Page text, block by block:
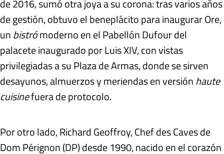
de 2016, sumó otra joya a su corona: tras varios años
de gestión, obtuvo el beneplácito para inaugurar Ore,
unbistrómoderno en el Pabellón Dufour del
palacete inaugurado por Luis XIV, con vistas
privilegiadas a su Plaza de Armas, donde se sirven
desayunos, almuerzos y meriendas en versiónhaute
cuisinefuera de protocolo.
Por otro lado, Richard Geoffroy, Chef des Caves de
Dom Pérignon (DP) desde 1990, nacido en el corazón